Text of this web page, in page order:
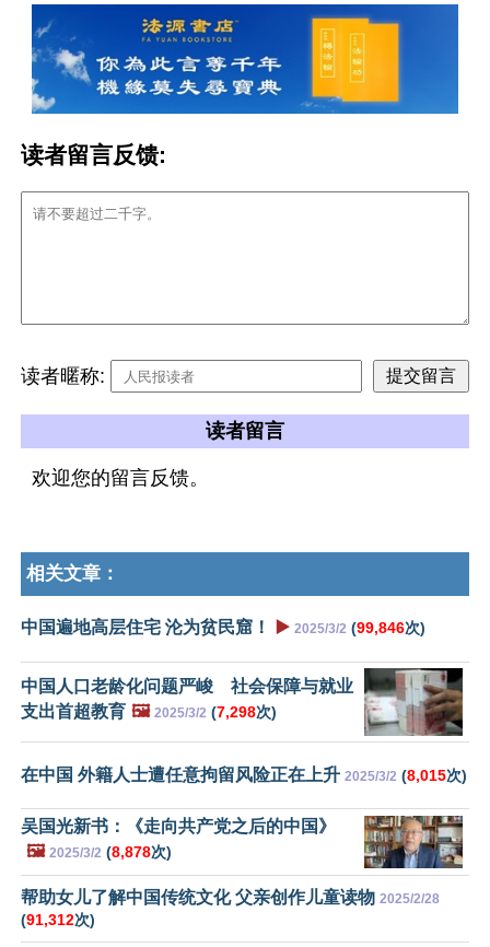
读者留言反馈:
读者暱称:
读者留言
欢迎您的留言反馈。
相关文章：
中国遍地高层住宅 沦为贫民窟！ ▶️ 2025/3/2 (99,846次)
中国人口老龄化问题严峻 社会保障与就业
支出首超教育 🖼️ 2025/3/2 (7,298次)
在中国 外籍人士遭任意拘留风险正在上升 2025/3/2 (8,015次)
吴国光新书：《走向共产党之后的中国》
🖼️ 2025/3/2 (8,878次)
帮助女儿了解中国传统文化 父亲创作儿童读物 2025/2/28
(91,312次)